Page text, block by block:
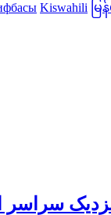
Kiswahili မ
سراسر